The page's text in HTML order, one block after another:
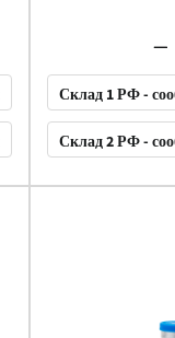
Склад 1 РФ -
Склад 2 РФ -